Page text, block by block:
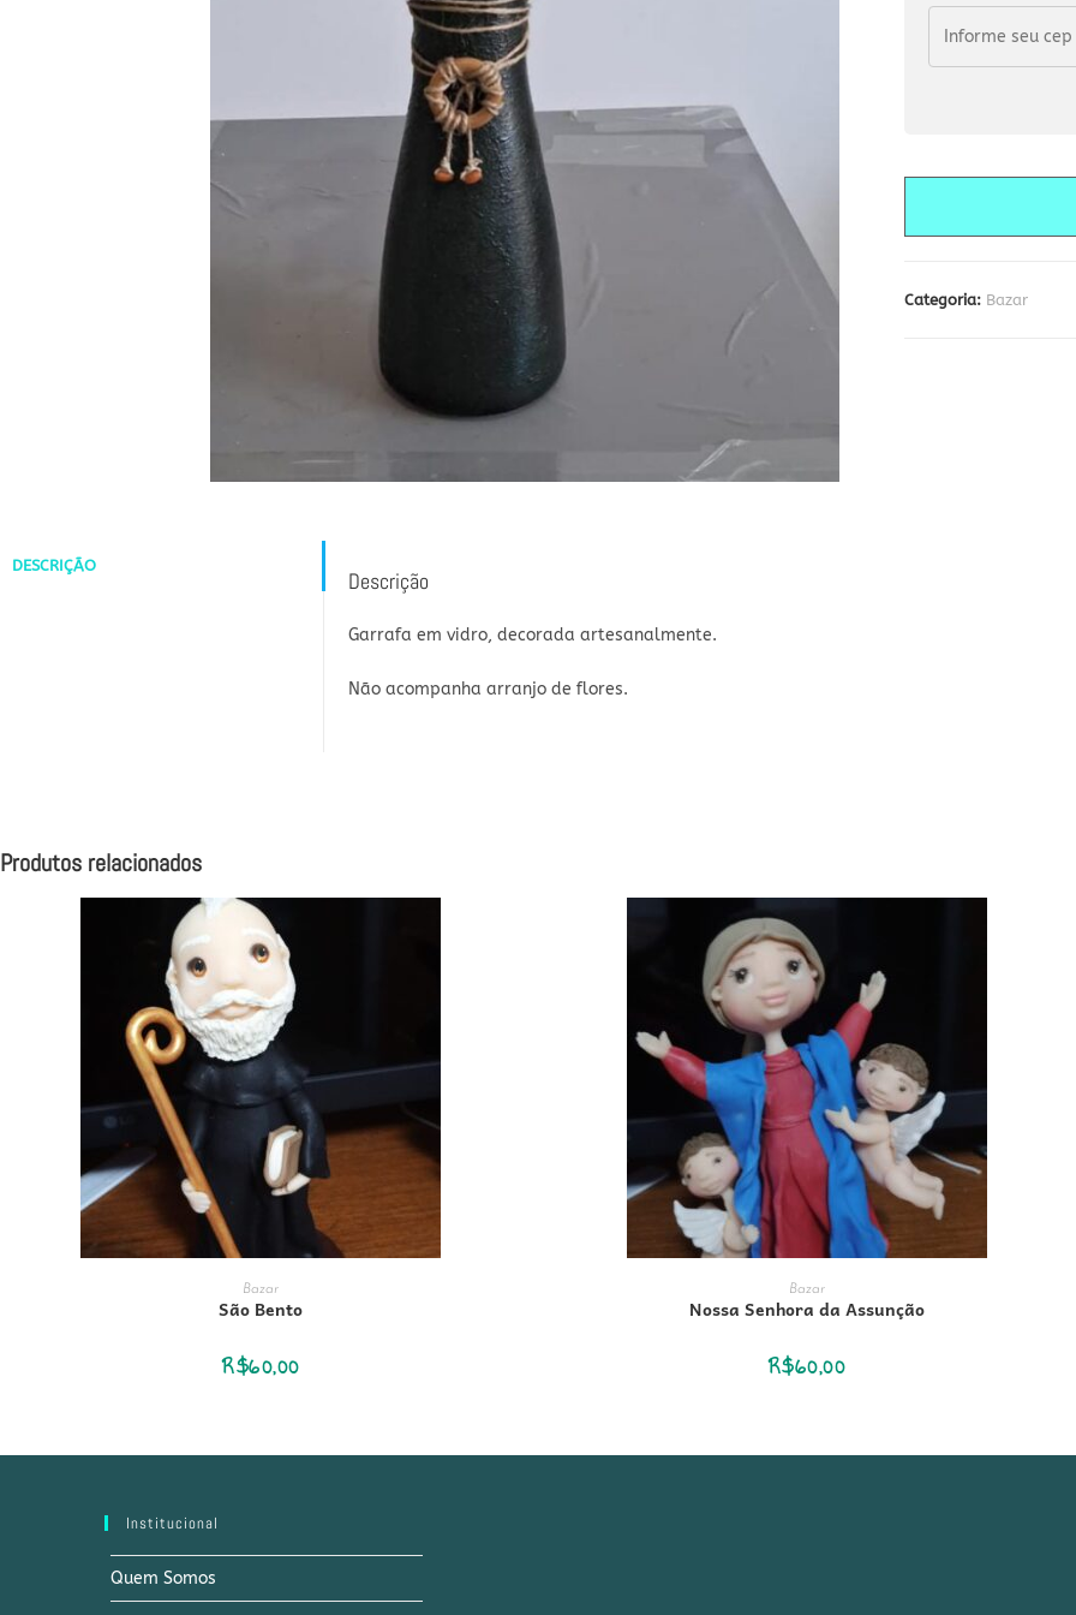
Garrafa
Black
Categoria: Bazar
DESCRIÇÃO
Descrição
Garrafa em vidro, decorada artesanalmente.
Não acompanha arranjo de flores.
Produtos relacionados
ADICIONAR AO CARRINHO
Bazar
São Bento
R$60,00
ADICIONAR AO CARRINHO
Bazar
Nossa Senhora da Assunção
R$60,00
Institucional
Quem Somos